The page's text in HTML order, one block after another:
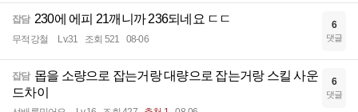
잡담 230에 에피 21깨니까 236되네요 ㄷㄷ
무적강철 Lv.31 조회 521 08-06
6
댓글
잡담 몹을 소량으로 잡는거랑 대량으로 잡는거랑 스킬 사운
드차이
6
댓글